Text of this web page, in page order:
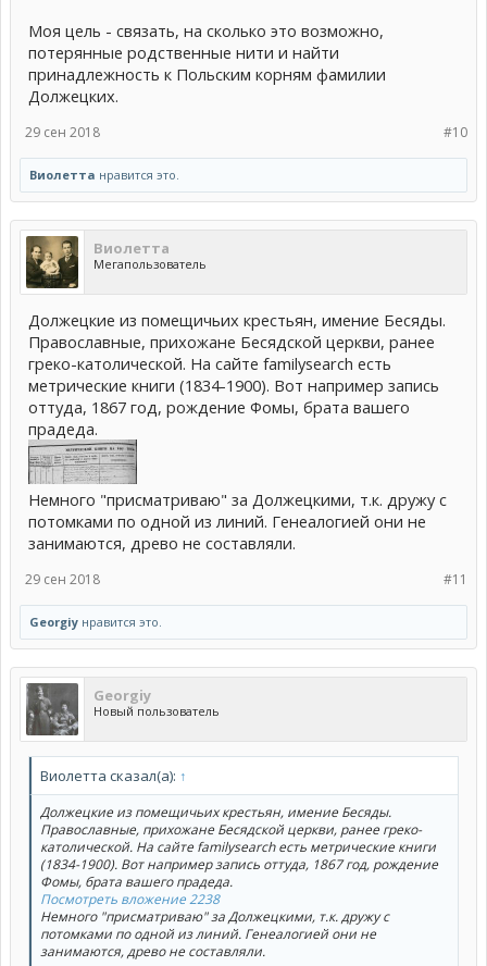
Моя цель - связать, на сколько это возможно,
потерянные родственные нити и найти
принадлежность к Польским корням фамилии
Должецких.
#10
29 сен 2018
Виолетта нравится это.
Виолетта
Мегапользователь
Должецкие из помещичьих крестьян, имение Бесяды.
Православные, прихожане Бесядской церкви, ранее
греко-католической. На сайте familysearch есть
метрические книги (1834-1900). Вот например запись
оттуда, 1867 год, рождение Фомы, брата вашего
прадеда.
Немного "присматриваю" за Должецкими, т.к. дружу с
потомками по одной из линий. Генеалогией они не
занимаются, древо не составляли.
#11
29 сен 2018
Georgiy нравится это.
Georgiy
Новый пользователь
Виолетта сказал(а): ↑
Должецкие из помещичьих крестьян, имение Бесяды.
Православные, прихожане Бесядской церкви, ранее греко-
католической. На сайте familysearch есть метрические книги
(1834-1900). Вот например запись оттуда, 1867 год, рождение
Фомы, брата вашего прадеда.
Посмотреть вложение 2238
Немного "присматриваю" за Должецкими, т.к. дружу с
потомками по одной из линий. Генеалогией они не
занимаются, древо не составляли.